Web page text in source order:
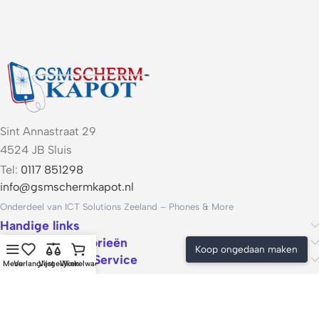
Sint Annastraat 29
4524 JB Sluis
Tel: 0117 851298
info@gsmschermkapot.nl
Onderdeel van ICT Solutions Zeeland – Phones & More
Handige links
Populaire categorieën
Voorwaarden & Service
MenuVerlanglijstVergelijkenWinkelwagen
Koop ongedaan maken